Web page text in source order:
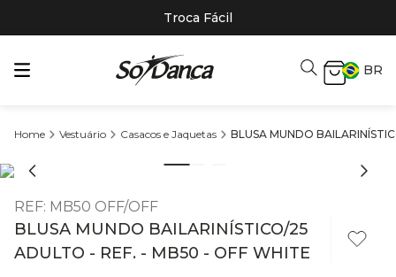
Troca Fácil
BR
Vestuário Casacos e Jaquetas BLUSA MUNDO
REF: MB50 OFF/OFF
BLUSA MUNDO BAILARINÍSTICO/25
ADULTO - REF. - MB50 - OFF WHITE